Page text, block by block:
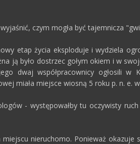
czym mogła być tajemnicza
etap życia eksploduje i wydziela
ją było dostrzec gołym okiem i w
dwaj współpracownicy ogłosili w
miała miejsce wiosną 5 roku p. n. e.
- występowałby tu oczywisty
nieruchomo. Ponieważ okazuje